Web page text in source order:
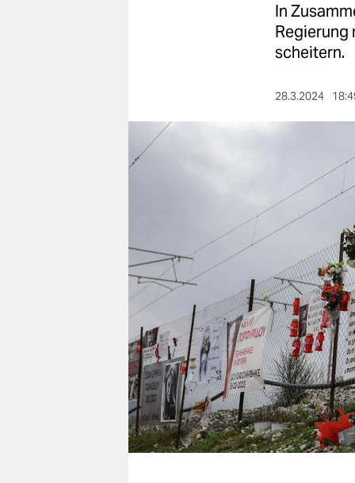
berlin
nord
verlag
veranstaltungen
shop
fragen & hilfe
unterstützen
abo
genossenschaft
In
Regierung
scheitern.
28.3.2024